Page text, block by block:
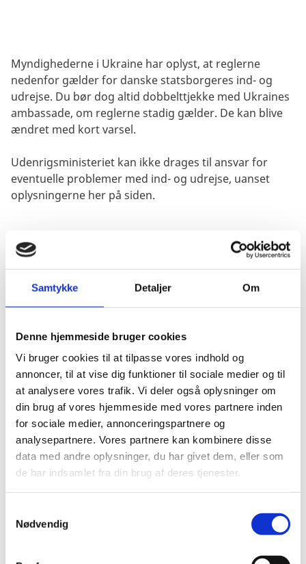
Samtykke Detaljer Om
Denne hjemmeside bruger cookies
Vi bruger cookies til at tilpasse vores indhold og
annoncer, til at vise dig funktioner til sociale medier og til
at analysere vores trafik. Vi deler også oplysninger om
din brug af vores hjemmeside med vores partnere inden
for sociale medier, annonceringspartnere og
analysepartnere. Vores partnere kan kombinere disse
data med andre oplysninger, du har givet dem, eller som
de har indsamlet fra din brug af deres tjenester.
Nødvendig
Myndighederne i Ukraine har oplyst, at reglerne
nedenfor gælder for danske statsborgeres ind- og
udrejse. Du bør dog altid dobbelttjekke med Ukraines
ambassade, om reglerne stadig gælder. De kan blive
ændret med kort varsel.
Udenrigsministeriet kan ikke drages til ansvar for
eventuelle problemer med ind- og udrejse, uanset
oplysningerne her på siden.
Visum
Visumfri (ophold i maks. 90 dage inden for en 180
dages periode).
Pas
Pas skal være gyldigt under opholdet.
Passet må ikke være beskadiget.
Danske forlængede pas anerkendes til ind- og
udrejse.
Danske nødpas (provisoriske pas) anerkendes ved
ind- og udrejse.
Tjek på forhånd om et eventuelt transitland på
rejsen anerkender et dansk nødpas eller et EU-